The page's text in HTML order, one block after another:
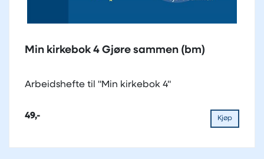
Min kirkebok 4 Gjøre sammen (bm)
Arbeidshefte til "Min kirkebok 4"
49,- Kjøp